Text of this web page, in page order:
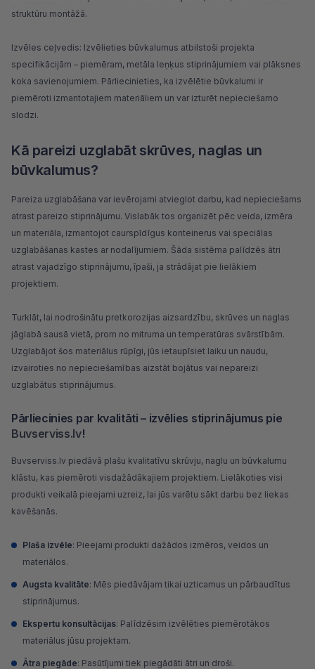
struktūru montāžā.
Izvēles ceļvedis: Izvēlieties būvkalumus atbilstoši projekta
specifikācijām – piemēram, metāla leņķus stiprinājumiem vai plāksnes
koka savienojumiem. Pārliecinieties, ka izvēlētie būvkalumi ir
piemēroti izmantotajiem materiāliem un var izturēt nepieciešamo
slodzi.
Kā pareizi uzglabāt skrūves, naglas un
būvkalumus?
Pareiza uzglabāšana var ievērojami atvieglot darbu, kad nepieciešams
atrast pareizo stiprinājumu. Vislabāk tos organizēt pēc veida, izmēra
un materiāla, izmantojot caurspīdīgus konteinerus vai speciālas
uzglabāšanas kastes ar nodalījumiem. Šāda sistēma palīdzēs ātri
atrast vajadzīgo stiprinājumu, īpaši, ja strādājat pie lielākiem
projektiem.
Turklāt, lai nodrošinātu pretkorozijas aizsardzību, skrūves un naglas
jāglabā sausā vietā, prom no mitruma un temperatūras svārstībām.
Uzglabājot šos materiālus rūpīgi, jūs ietaupīsiet laiku un naudu,
izvairoties no nepieciešamības aizstāt bojātus vai nepareizi
uzglabātus stiprinājumus.
Pārliecinies par kvalitāti – izvēlies stiprinājumus pie
Buvserviss.lv!
Buvserviss.lv piedāvā plašu kvalitatīvu skrūvju, naglu un būvkalumu
klāstu, kas piemēroti visdažādākajiem projektiem. Lielākoties visi
produkti veikalā pieejami uzreiz, lai jūs varētu sākt darbu bez liekas
kavēšanās.
Plaša izvēle: Pieejami produkti dažādos izmēros, veidos un
materiālos.
Augsta kvalitāte: Mēs piedāvājam tikai uzticamus un pārbaudītus
stiprinājumus.
Ekspertu konsultācijas: Palīdzēsim izvēlēties piemērotākos
materiālus jūsu projektam.
Ātra piegāde: Pasūtījumi tiek piegādāti ātri un droši.